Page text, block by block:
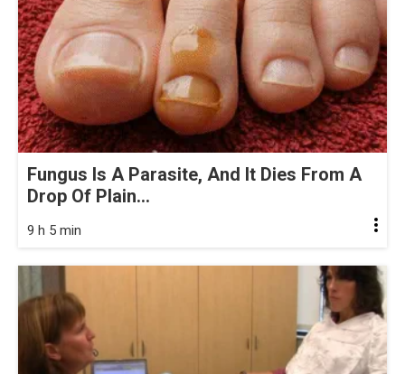
Fungus Is A Parasite, And It Dies From A
Drop Of Plain...
9 h 5 min